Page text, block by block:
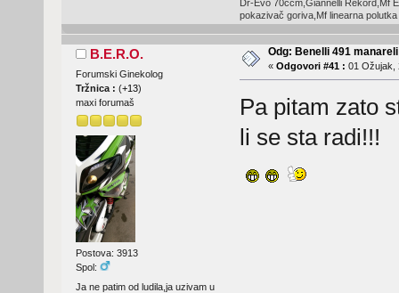
Dr-Evo 70ccm,Giannelli Rekord,Mf
pokazivač goriva,Mf linearna polutka
B.E.R.O.
Forumski Ginekolog
Tržnica : (+13)
maxi forumaš
Postova: 3913
Spol:
Ja ne patim od ludila,ja uzivam u
Odg: Benelli 491
« Odgovori #41 : 01 Ožujak,
Pa pitam zato
li se sta radi!!!